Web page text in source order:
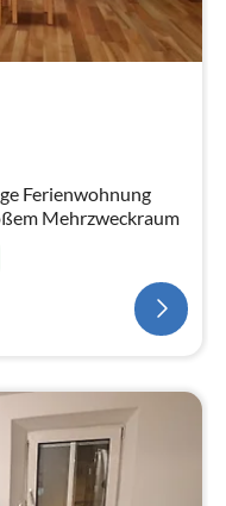
Ferienwohnung
Mehrzweckraum